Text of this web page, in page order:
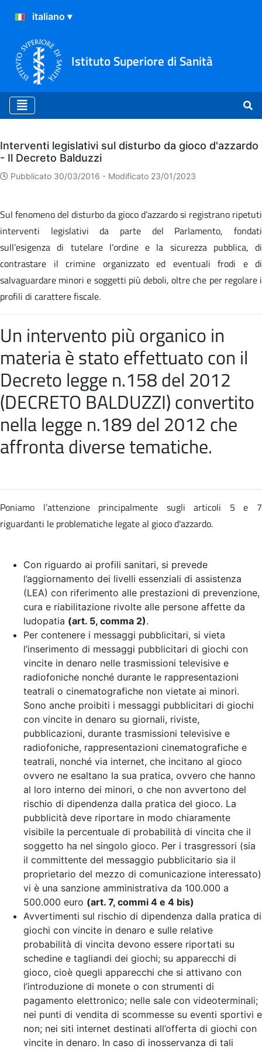
Istituto Superiore di Sanità
Archivio
Interventi legislativi sul disturbo da gioco d'azzardo
- Il Decreto Balduzzi
Pubblicato 30/03/2016 - Modificato 23/01/2023
Sul fenomeno del disturbo da gioco d’azzardo si registrano ripetuti
interventi legislativi da parte del Parlamento, fondati
sull’esigenza di tutelare l’ordine e la sicurezza pubblica, di
contrastare il crimine organizzato ed eventuali frodi e di
salvaguardare minori e soggetti più deboli, oltre che per regolare i
profili di carattere fiscale.
Un intervento più organico in
materia è stato effettuato con il
Decreto legge n.158 del 2012
(DECRETO BALDUZZI) convertito
nellalegge n.189 del 2012 che
affronta diverse tematiche.
Poniamo l’attenzione principalmente sugli articoli 5 e 7
riguardanti le problematiche legate al gioco d'azzardo.
Con riguardo ai profili sanitari, si prevede
l’aggiornamento dei livelli essenziali di assistenza
(LEA) con riferimento alle prestazioni di prevenzione,
cura e riabilitazione rivolte alle persone affette da
ludopatia (art. 5, comma 2).
Per contenere i messaggi pubblicitari, si vieta
l’inserimento di messaggi pubblicitari di giochi con
vincite in denaro nelle trasmissioni televisive e
radiofoniche nonché durante le rappresentazioni
teatrali o cinematografiche non vietate ai minori.
Sono anche proibiti i messaggi pubblicitari di giochi
con vincite in denaro su giornali, riviste,
pubblicazioni, durante trasmissioni televisive e
radiofoniche, rappresentazioni cinematografiche e
teatrali, nonché via internet, che incitano al gioco
ovvero ne esaltano la sua pratica, ovvero che hanno
al loro interno dei minori, o che non avvertono del
rischio di dipendenza dalla pratica del gioco. La
pubblicità deve riportare in modo chiaramente
visibile la percentuale di probabilità di vincita che il
soggetto ha nel singolo gioco. Per i trasgressori (sia
il committente del messaggio pubblicitario sia il
proprietario del mezzo di comunicazione interessato)
vi è una sanzione amministrativa da 100.000 a
500.000 euro (art. 7, commi 4 e 4 bis)
Avvertimenti sul rischio di dipendenza dalla pratica di
giochi con vincite in denaro e sulle relative
probabilità di vincita devono essere riportati su
schedine e tagliandi dei giochi; su apparecchi di
gioco, cioè quegli apparecchi che si attivano con
l’introduzione di monete o con strumenti di
pagamento elettronico; nelle sale con videoterminali;
nei punti di vendita di scommesse su eventi sportivi e
non; nei siti internet destinati all’offerta di giochi con
vincite in denaro. In caso di inosservanza di tali